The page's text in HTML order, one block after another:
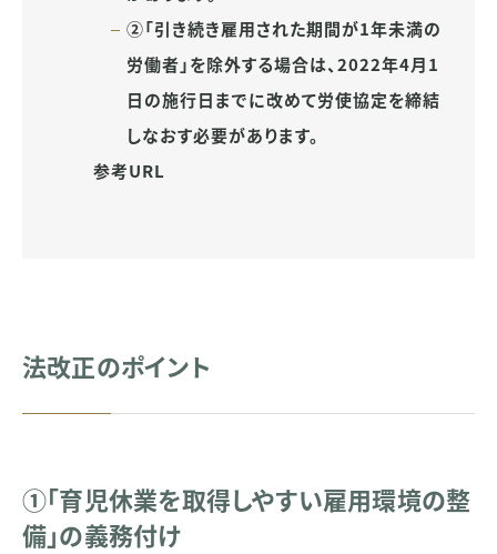
②「引き続き雇用された期間が1年未満の
労働者」を除外する場合は、2022年4月1
日の施行日までに改めて労使協定を締結
しなおす必要があります。
参考URL
法改正のポイント
①「育児休業を取得しやすい雇用環境の整
備」の義務付け